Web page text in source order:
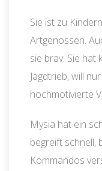
Sie ist zu
Artgenossen.
sie brav. Sie hat
Jagdtrieb, will
hochmotivierte
Mysia hat ein
begreift schnell,
Kommandos